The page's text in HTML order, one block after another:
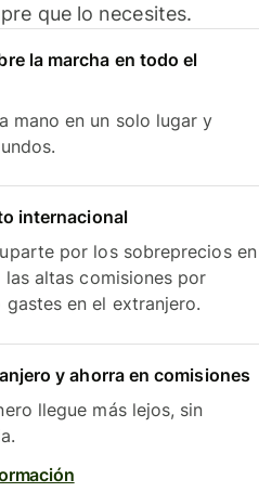
que lo necesites.
la marcha en todo el
mano en un solo lugar y
internacional
por los sobreprecios en
altas comisiones por
en el extranjero.
y ahorra en comisiones
llegue más lejos, sin